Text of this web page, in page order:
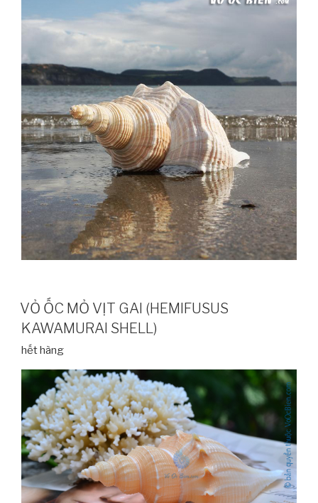
VỎ ỐC MỎ VỊT GAI (HEMIFUSUS
KAWAMURAI SHELL)
hết hàng